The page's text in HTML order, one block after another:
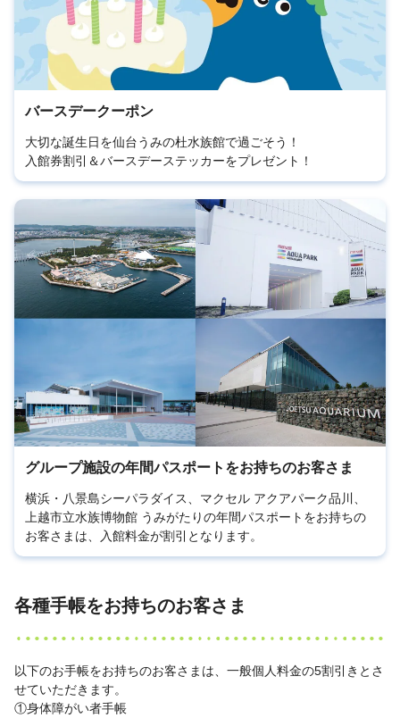
バースデークーポン
大切な誕生日を仙台うみの杜水族館で過ごそう！
入館券割引＆バースデーステッカーをプレゼント！
グループ施設の年間パスポートをお持ちのお客さま
横浜・八景島シーパラダイス、マクセル アクアパーク品川、
上越市立水族博物館 うみがたりの年間パスポートをお持ちの
お客さまは、入館料金が割引となります。
各種手帳をお持ちのお客さま
以下のお手帳をお持ちのお客さまは、一般個人料金の5割引きとさ
せていただきます。
①身体障がい者手帳